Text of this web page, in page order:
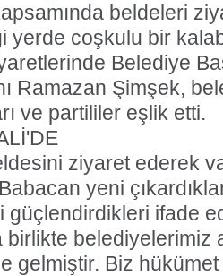
beldeleri
yerde coşkulu bir
Belediye
Ramazan Şimşek,
ve partililer eşlik etti.
ziyaret ederek
yeni
ifade
belediyelerimiz
gelmiştir. Biz hükümet